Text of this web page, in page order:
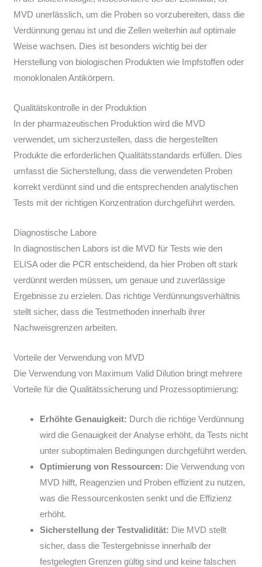
MVD unerlässlich, um die Proben so vorzubereiten, dass die
Verdünnung genau ist und die Zellen weiterhin auf optimale
Weise wachsen. Dies ist besonders wichtig bei der
Herstellung von biologischen Produkten wie Impfstoffen oder
monoklonalen Antikörpern.
Qualitätskontrolle in der Produktion
In der pharmazeutischen Produktion wird die MVD
verwendet, um sicherzustellen, dass die hergestellten
Produkte die erforderlichen Qualitätsstandards erfüllen. Dies
umfasst die Sicherstellung, dass die verwendeten Proben
korrekt verdünnt sind und die entsprechenden analytischen
Tests mit der richtigen Konzentration durchgeführt werden.
Diagnostische Labore
In diagnostischen Labors ist die MVD für Tests wie den
ELISA oder die PCR entscheidend, da hier Proben oft stark
verdünnt werden müssen, um genaue und zuverlässige
Ergebnisse zu erzielen. Das richtige Verdünnungsverhältnis
stellt sicher, dass die Testmethoden innerhalb ihrer
Nachweisgrenzen arbeiten.
Vorteile der Verwendung von MVD
Die Verwendung von Maximum Valid Dilution bringt mehrere
Vorteile für die Qualitätssicherung und Prozessoptimierung:
Erhöhte Genauigkeit: Durch die richtige Verdünnung
wird die Genauigkeit der Analyse erhöht, da Tests nicht
unter suboptimalen Bedingungen durchgeführt werden.
Optimierung von Ressourcen: Die Verwendung von
MVD hilft, Reagenzien und Proben effizient zu nutzen,
was die Ressourcenkosten senkt und die Effizienz
erhöht.
Sicherstellung der Testvalidität: Die MVD stellt
sicher, dass die Testergebnisse innerhalb der
festgelegten Grenzen gültig sind und keine falschen